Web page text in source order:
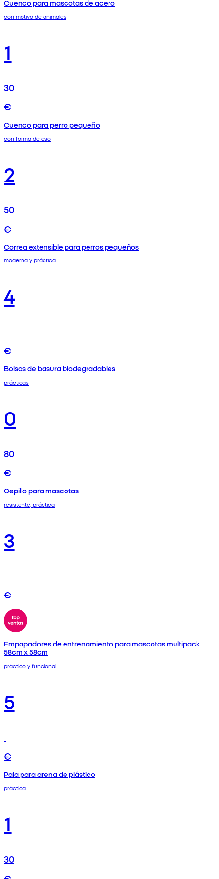
Cuenco para mascotas de acero
con motivo de animales
1
30
€
Cuenco para perro pequeño
con forma de oso
2
50
€
Correa extensible para perros pequeños
moderna y práctica
4
€
Bolsas de basura biodegradables
prácticas
0
80
€
Cepillo para mascotas
resistente, práctica
3
€
Empapadores de entrenamiento para mascotas multipack
58cm x 58cm
práctico y funcional
5
€
Pala para arena de plástico
práctica
1
30